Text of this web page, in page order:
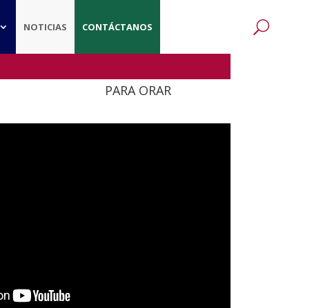
NOTICIAS CONTÁCTANOS
PARA ORAR